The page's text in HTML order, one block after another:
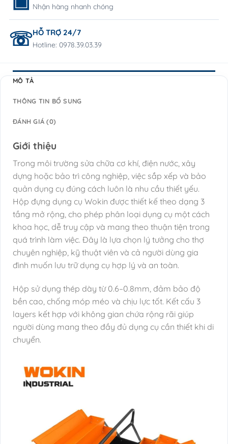
Nhận hàng nhanh chóng
HỖ TRỢ 24/7
Hotline: 0978.39.03.39
MÔ TẢ
THÔNG TIN BỔ SUNG
ĐÁNH GIÁ (0)
Giới thiệu
Trong môi trường sửa chữa cơ khí, điện nước, xây
dựng hoặc bảo trì công nghiệp, việc sắp xếp và bảo
quản dụng cụ đúng cách luôn là nhu cầu thiết yếu.
Hộp đựng dụng cụ Wokin được thiết kế theo dạng 3
tầng mở rộng, cho phép phân loại dụng cụ một cách
khoa học, dễ truy cập và mang theo thuận tiện trong
quá trình làm việc. Đây là lựa chọn lý tưởng cho thợ
chuyên nghiệp, kỹ thuật viên và cả người dùng gia
đình muốn lưu trữ dụng cụ hợp lý và an toàn.
Hộp sử dụng thép dày từ 0.6–0.8mm, đảm bảo độ
bền cao, chống móp méo và chịu lực tốt. Kết cấu 3
layers kết hợp với không gian chứa rộng rãi giúp
người dùng mang theo đầy đủ dụng cụ cần thiết khi di
chuyển.